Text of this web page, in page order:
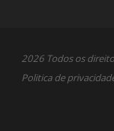
2026 Todos os
Politica de